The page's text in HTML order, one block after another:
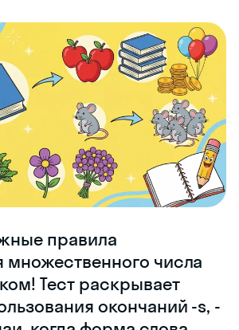
правила
множественного числа
Тест раскрывает
окончаний -s, -